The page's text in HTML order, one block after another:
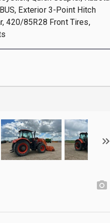
Exterior 3-Point Hitch
420/85R28 Front Tires,